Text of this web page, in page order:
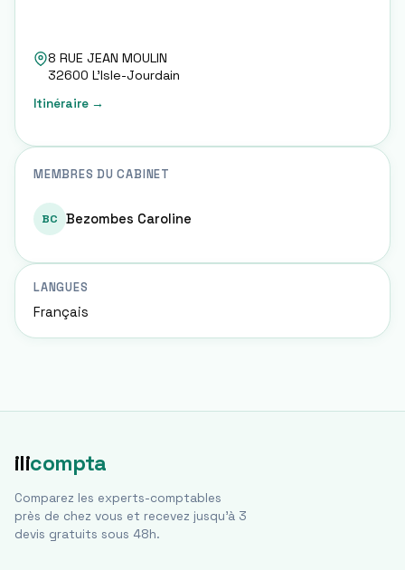
8 RUE JEAN MOULIN
32600 L'Isle-Jourdain
Itinéraire →
MEMBRES DU CABINET
BC Bezombes Caroline
LANGUES
Français
ilicompta
Comparez les experts-comptables
près de chez vous et recevez jusqu'à 3
devis gratuits sous 48h.